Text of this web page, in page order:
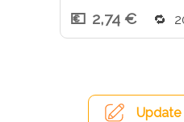
2,74 €